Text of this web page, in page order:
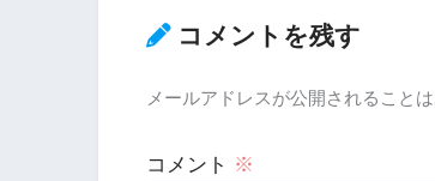
コメントを残す
メールアドレスが公開されることは
コメント ※